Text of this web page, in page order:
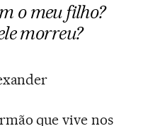
o meu filho?
morreu?
que vive nos